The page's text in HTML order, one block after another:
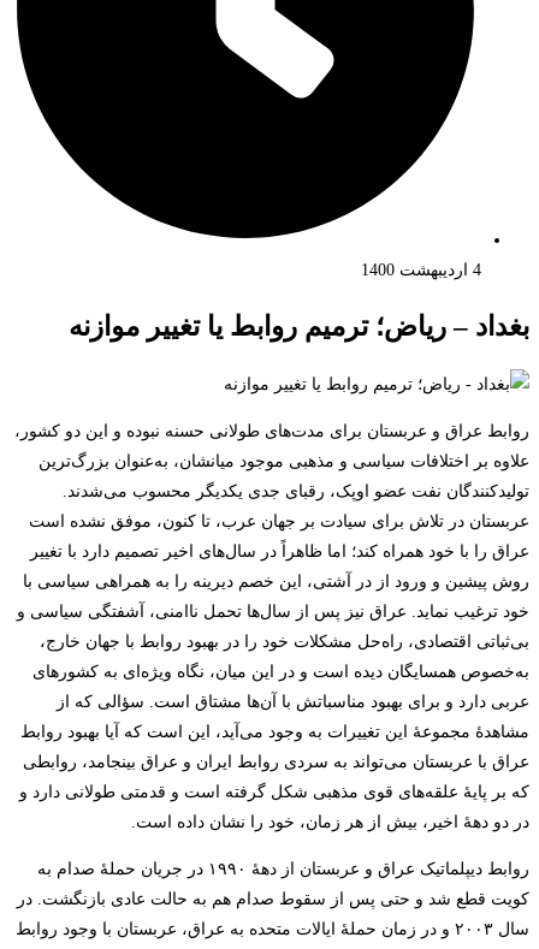
4 اردیبهشت 1400
بغداد – ریاض؛ ترمیم روابط یا تغییر موازنه
روابط عراق و عربستان برای مدت‌های طولانی حسنه نبوده و این دو کشور،
علاوه بر اختلافات سیاسی و مذهبی موجود میانشان، به‌عنوان بزرگ‌ترین
تولیدکنندگان نفت عضو اوپک، رقبای جدی یکدیگر محسوب می‌شدند.
عربستان در تلاش برای سیادت بر جهان عرب، تا کنون، موفق نشده است
عراق را با خود همراه کند؛ اما ظاهراً در سال‌های اخیر تصمیم دارد با تغییر
روش پیشین و ورود از در آشتی، این خصم دیرینه را به همراهی سیاسی با
خود ترغیب نماید. عراق نیز پس از سال‌ها تحمل ناامنی، آشفتگی سیاسی و
بی‌ثباتی اقتصادی، را‌ه‌حل مشکلات خود را در بهبود روابط با جهان خارج،
به‌خصوص همسایگان دیده است و در این میان، نگاه ویژه‌ای به کشورهای
عربی دارد و برای بهبود مناسباتش با آن‌ها مشتاق است. سؤالی که از
مشاهدۀ مجموعۀ این تغییرات به وجود می‌آید، این است که آیا بهبود روابط
عراق با عربستان می‌تواند به سردی روابط ایران و عراق بینجامد، روابطی
که بر پایۀ علقه‌های قوی مذهبی شکل گرفته است و قدمتی طولانی دارد و
در دو دهۀ اخیر، بیش از هر زمان، خود را نشان داده است.
روابط دیپلماتیک عراق و عربستان از دهۀ ۱۹۹۰ در جریان حملۀ صدام به
کویت قطع شد و حتی پس از سقوط صدام هم به حالت عادی بازنگشت. در
سال ۲۰۰۳ و در زمان حملۀ ایالات متحده به عراق، عربستان با وجود روابط